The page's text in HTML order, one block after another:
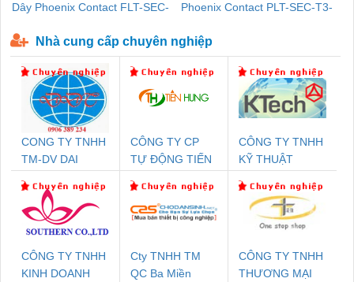
Dây Phoenix Contact FLT-SEC-
Phoenix Contact PLT-SEC-T3-
Nhà cung cấp chuyên nghiệp
CONG TY TNHH
TM-DV DAI
CÔNG TY CP
TỰ ĐỘNG TIẾN
CÔNG TY TNHH
KỸ THUẬT
NAM
CÔNG TY TNHH
KINH DOANH
Cty TNHH TM
QC Ba Miền
CÔNG TY TNHH
THƯƠNG MẠI